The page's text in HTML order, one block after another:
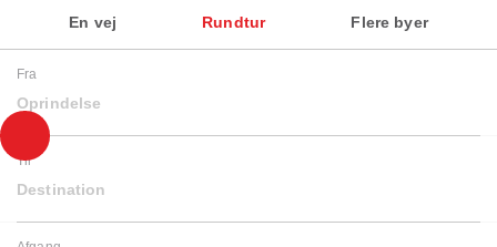
En vej Rundtur Flere byer
Fra
Oprindelse
Til
Destination